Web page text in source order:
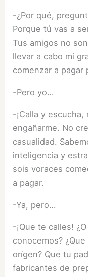
-¿Por qué,
Porque tú vas a
Tus amigos no
llevar a cabo mi
comenzar a
-Pero yo…
-¡Calla y
engañarme. No
casualidad.
inteligencia y
sois voraces
a pagar.
-Ya, pero…
-¡Que te calles!
conocemos?
orígen? Que tu
fabricantes de